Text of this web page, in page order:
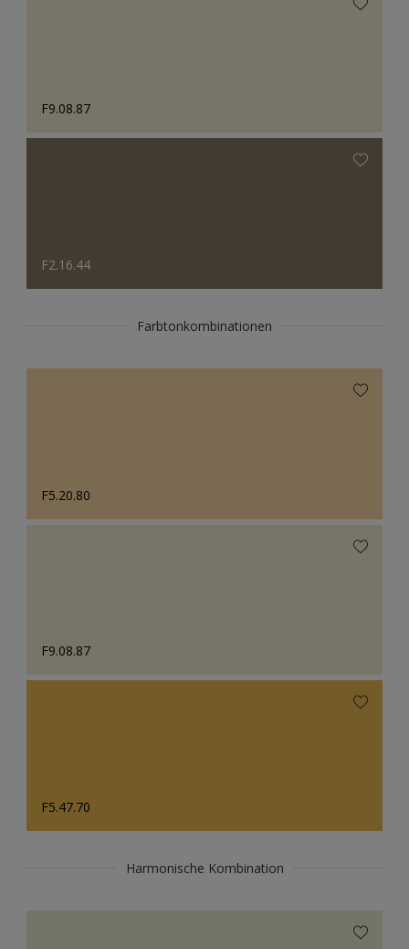
F9.08.87
F2.16.44
Farbtonkombinationen
F5.20.80
F9.08.87
F5.47.70
Harmonische Kombination